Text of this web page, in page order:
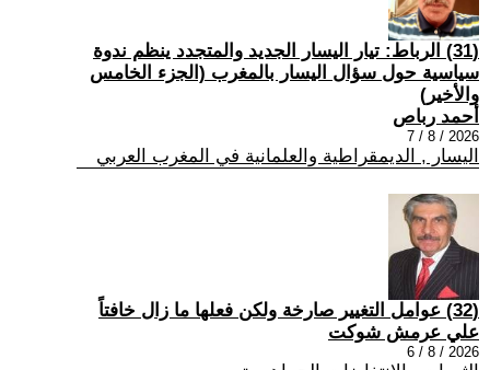
(31) الرباط: تيار اليسار الجديد والمتجدد ينظم ندوة
سياسية حول سؤال اليسار بالمغرب (الجزء الخامس
والأخير)
أحمد رباص
2026 / 8 / 7
اليسار , الديمقراطية والعلمانية في المغرب العربي
(32) عوامل التغيير صارخة ولكن فعلها ما زال خافتاً
علي عرمش شوكت
2026 / 8 / 6